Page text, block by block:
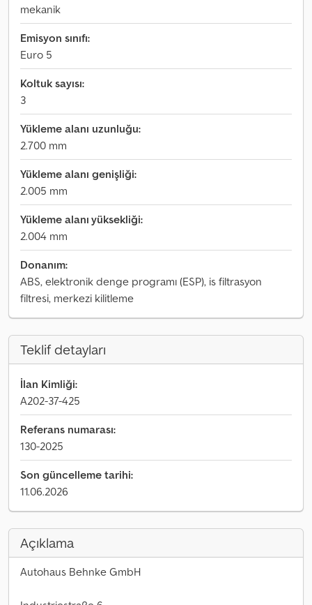
mekanik
Emisyon sınıfı:
Euro 5
Koltuk sayısı:
3
Yükleme alanı uzunluğu:
2.700 mm
Yükleme alanı genişliği:
2.005 mm
Yükleme alanı yüksekliği:
2.004 mm
Donanım:
ABS, elektronik denge programı (ESP), is filtrasyon
filtresi, merkezi kilitleme
Teklif detayları
İlan Kimliği:
A202-37-425
Referans numarası:
130-2025
Son güncelleme tarihi:
11.06.2026
Açıklama
Autohaus Behnke GmbH